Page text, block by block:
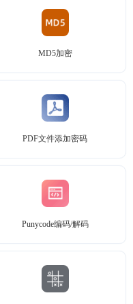
MD5加密
PDF文件添加密码
Punycode编码/解码